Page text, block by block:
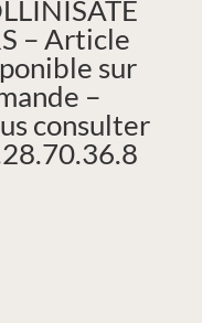
– Article
sur
–
consulter